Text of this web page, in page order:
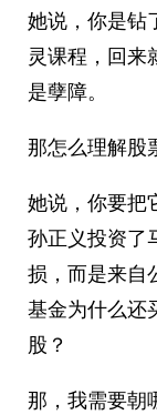
她说，你是钻
灵课程，回来
是孽障。
那怎么理解股
她说，你要把
孙正义投资了
损，而是来自
基金为什么还
股？
那，我需要朝